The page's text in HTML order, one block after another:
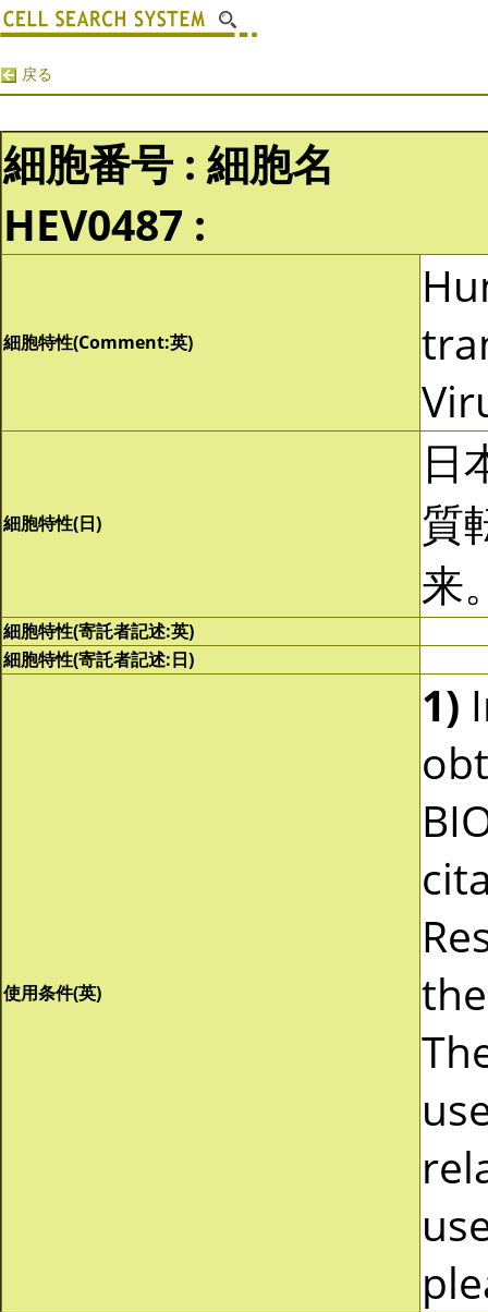
戻る
細胞番号 : 細胞名
HEV0487 :
細胞特性(Comment:英)
細胞特性(日)
日
質
来
細胞特性(寄託者記述:英)
細胞特性(寄託者記述:日)
使用条件(英)
1)